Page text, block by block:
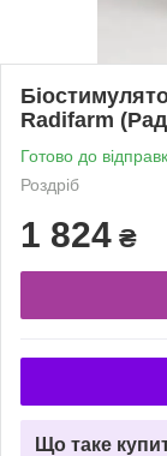
Radifarm
Готово до
Роздріб
1 824 ₴
Що таке